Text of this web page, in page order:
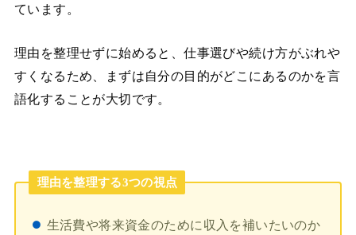
ています。
理由を整理せずに始めると、仕事選びや続け方がぶれや
すくなるため、まずは自分の目的がどこにあるのかを言
語化することが大切です。
理由を整理する3つの視点
生活費や将来資金のために収入を補いたいのか